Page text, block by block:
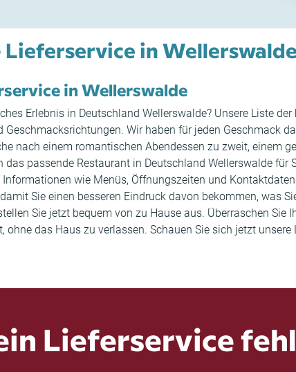
Lieferservice in Wellerswalde
in Wellerswalde
Erlebnis in Deutschland Wellerswalde? Unsere Liste
Wir haben für jeden Geschmack
nach einem romantischen Abendessen zu zweit, einem
passende Restaurant in Deutschland Wellerswalde
wie Menüs, Öffnungszeiten und
Sie einen besseren Eindruck davon bekommen, was
Sie jetzt bequem von zu Hause aus. Überraschen Sie
das Haus zu verlassen. Schauen Sie sich jetzt
Lieferservice